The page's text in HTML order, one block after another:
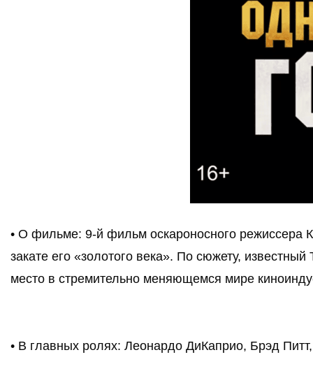
• О фильме: 9-й фильм оскароносного режиссера
закате его «золотого века». По сюжету,
место в стремительно меняющемся мире
• В главных ролях: Леонардо ДиКаприо, Брэд